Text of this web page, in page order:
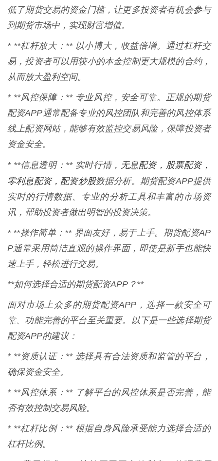
低了期货交易的资金门槛，让更多投资者有机会参与
到期货市场中，实现财富增值。
* **杠杆放大：** 以小博大，收益倍增。通过杠杆交
易，投资者可以用较小的本金控制更大规模的合约，
从而放大盈利空间。
* **风控保障：** 专业风控，安全可靠。正规的期货
配资APP通常配备专业的风控团队和完善的风控体系
线上配资网站，能够有效监控交易风险，保障投资者
资金安全。
* **信息透明：** 实时行情， 无息配资，股票配资，
零利息配资，配资炒股数据分析。期货配资APP提供
实时的行情数据、专业的分析工具和丰富的市场资
讯，帮助投资者做出明智的投资决策。
* **操作简单：** 界面友好，易于上手。期货配资AP
P通常采用简洁直观的操作界面，即使是新手也能快
速上手，轻松进行交易。
**如何选择合适的期货配资APP？**
面对市场上众多的期货配资APP，选择一款安全可
靠、功能完善的平台至关重要。以下是一些选择期货
配资APP的建议：
* **资质认证：** 选择具有合法资质和监管的平台，
确保资金安全。
* **风控体系：** 了解平台的风控体系是否完善，能
否有效控制交易风险。
* **杠杆比例：** 根据自身风险承受能力选择合适的
杠杆比例。